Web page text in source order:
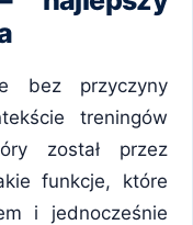
bez przyczyny
treningów
został przez
funkcje, które
i jednocześnie